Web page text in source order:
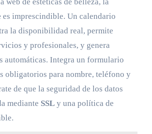
es imprescindible. Un calendario
la disponibilidad real, permite
y profesionales, y genera
automáticas. Integra un formulario
obligatorios para nombre, teléfono y
de que la seguridad de los datos
mediante SSLy una política de